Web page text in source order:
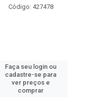
Código: 427478
Faça seu login ou
cadastre-se para
ver preços e
comprar